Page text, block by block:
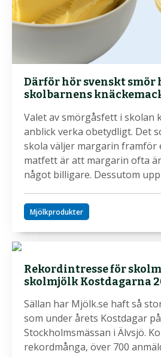
Därför hör svenskt smör
skolbarnens
Valet av smörgåsfett i skolan
anblick verka obetydligt. Det
skola väljer margarin framför
matfett är att margarin ofta är
något billigare. Dessutom
Mjölkprodukter
Rekordintresse för
skolmjölk Kostdagarna
Sällan har Mjölk.se haft så
som under årets Kostdagar på
Stockholmsmässan i Älvsjö.
rekordmånga, över 700